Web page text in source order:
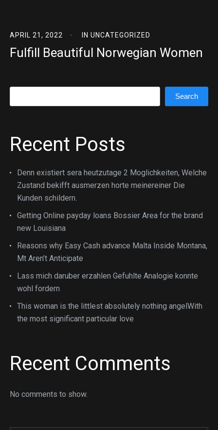
APRIL 21, 2022 IN UNCATEGORIZED
Fulfill Beautiful Norwegian Women
Search
Recent Posts
Denn existiert sera heutzutage 2 Moglichkeiten, Welche
Zustand bekifft ausmerzen horte meinereiner Die
Kunden schildern.
Getting Online payday loans Bossier Area for the brand
new Louisiana
Reasons why Easy Cash advance Malta Inside Montana,
Mt Aren’t Anticipate
Lass mich daruber erzahlen Gefuhlte Analogie konnte
wohl fordern
This woman is the littlest absolutely nothing angelWith
the most significant particular love
Recent Comments
No comments to show.